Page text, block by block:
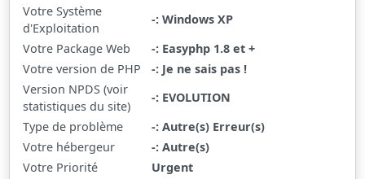
Votre Système
d'Exploitation
-: Windows XP
Votre Package Web
-: Easyphp 1.8 et +
Votre version de PHP
-: Je ne sais pas !
Version NPDS (voir
statistiques du site)
-: EVOLUTION
Type de problème
-: Autre(s) Erreur(s)
Votre hébergeur
-: Autre(s)
Votre Priorité
Urgent